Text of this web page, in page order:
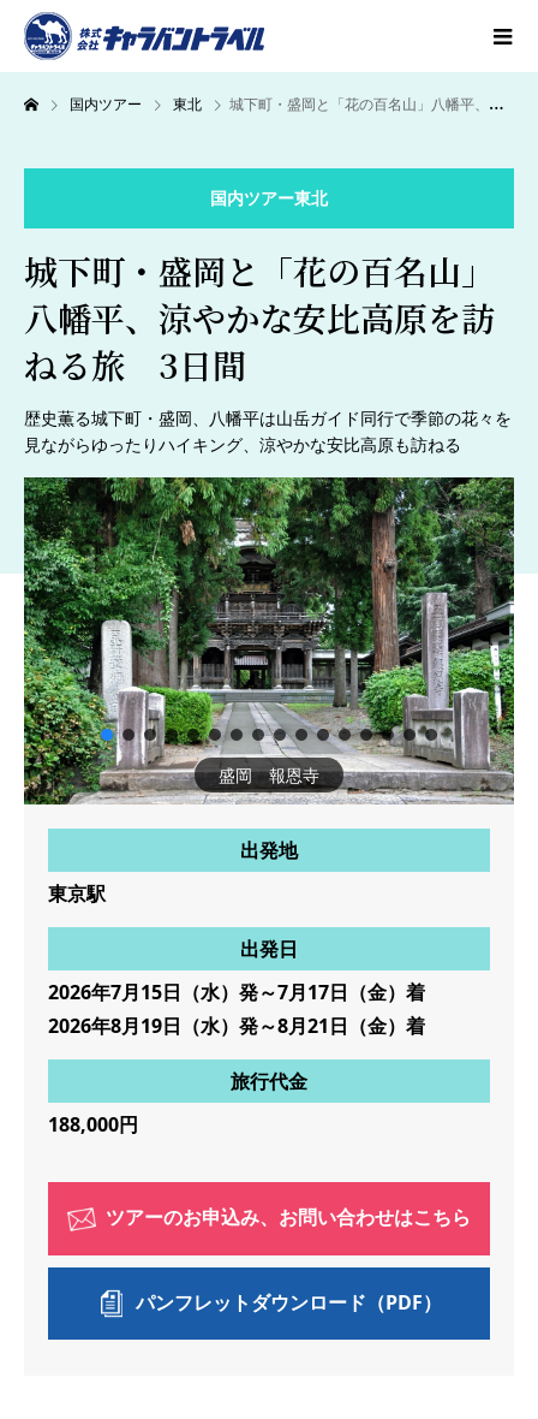
国内ツアー 東北 城下町・盛岡と「花の百名山」八幡平、涼やかな安比高原を訪ねる旅 3日間
国内ツアー東北
城下町・盛岡と「花の百名山」
八幡平、涼やかな安比高原を訪
ねる旅 3日間
歴史薫る城下町・盛岡、八幡平は山岳ガイド同行で季節の花々を
見ながらゆったりハイキング、涼やかな安比高原も訪ねる
盛岡 報恩寺
出発地
東京駅
出発日
2026年7月15日（水）発～7月17日（金）着
2026年8月19日（水）発～8月21日（金）着
旅行代金
188,000円
ツアーのお申込み、お問い合わせはこちら
パンフレットダウンロード（PDF）